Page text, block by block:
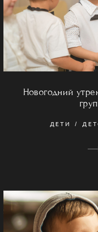
Новогодний
ДЕТИ